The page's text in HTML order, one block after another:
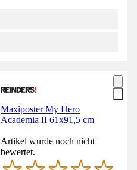
Maxiposter My Hero
Academia II 61x91,5 cm
Artikel wurde noch nicht
bewertet.